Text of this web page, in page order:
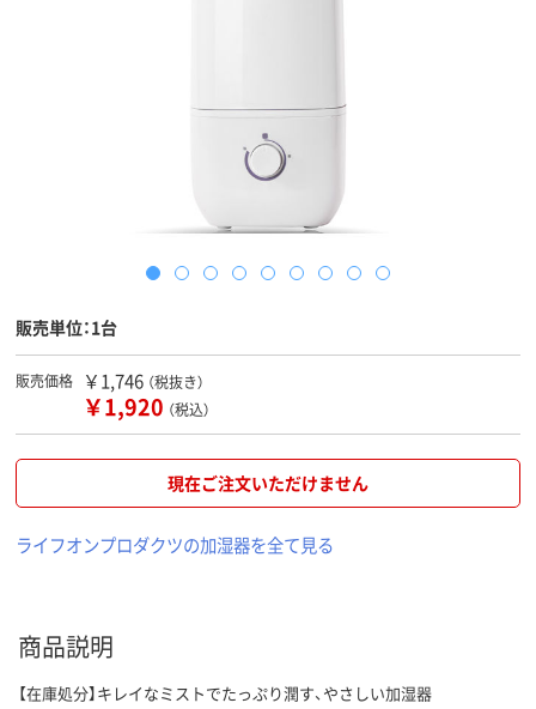
販売単位：1台
販売価格 ￥1,746 （税抜き）
￥1,920 （税込）
現在ご注文いただけません
ライフオンプロダクツの加湿器を全て見る
商品説明
【在庫処分】キレイなミストでたっぷり潤す、やさしい加湿器